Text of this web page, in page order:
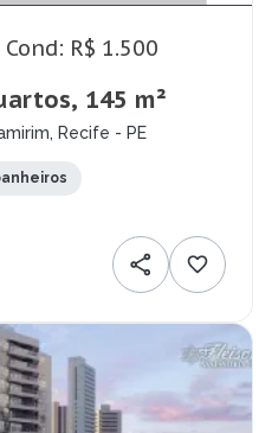
Cond: R$ 1.500
145 m²
Recife - PE